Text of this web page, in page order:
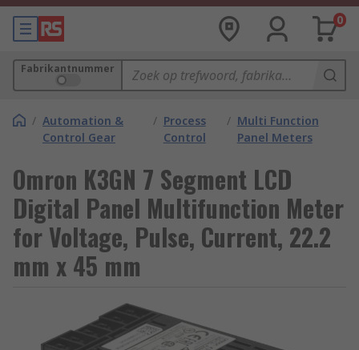
0
Fabrikantnummer
/ Automation &
Control Gear
/ Process
Control
/ Multi Function
Panel Meters
Omron K3GN 7 Segment LCD
Digital Panel Multifunction Meter
for Voltage, Pulse, Current, 22.2
mm x 45 mm